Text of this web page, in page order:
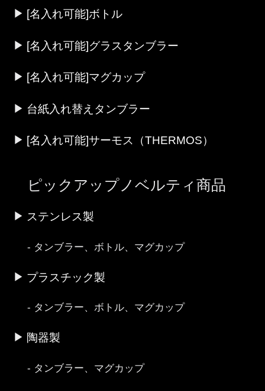
[名入れ可能]ボトル
[名入れ可能]グラスタンブラー
[名入れ可能]マグカップ
台紙入れ替えタンブラー
[名入れ可能]サーモス（THERMOS）
ピックアップノベルティ商品
ステンレス製
タンブラー、ボトル、マグカップ
プラスチック製
タンブラー、ボトル、マグカップ
陶器製
タンブラー、マグカップ